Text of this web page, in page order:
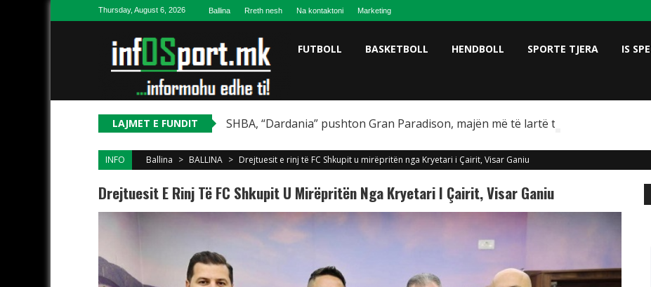
Skip to contentThursday, August 6, 2026 Ballina Rreth nesh Na kontaktoni Marketing
FUTBOLL BASKETBOLL HENDBOLL SPORTE TJERA IS
LAJMET E FUNDIT SHBA, “Dardania” pushton Gran Paradison, majën më të lartë të Italisë
INFO Ballina > BALLINA > Drejtuesit e rinj të FC Shkupit u mirëpritën nga Kryetari i Çairit, Visar Ganiu
Drejtuesit E Rinj Të FC Shkupit U Mirëpritën Nga Kryetari I Çairit, Visar Ganiu